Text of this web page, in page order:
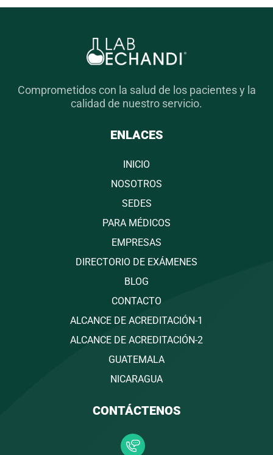
Comprometidos con la salud de los pacientes y la
calidad de nuestro servicio.
ENLACES
INICIO
NOSOTROS
SEDES
PARA MÉDICOS
EMPRESAS
DIRECTORIO DE EXÁMENES
BLOG
CONTACTO
ALCANCE DE ACREDITACIÓN-1
ALCANCE DE ACREDITACIÓN-2
GUATEMALA
NICARAGUA
CONTÁCTENOS